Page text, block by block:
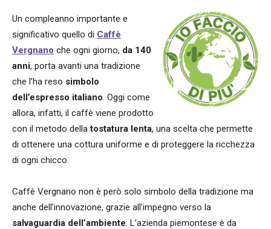
Un compleanno importante e
significativo quello di Caffè
Vergnano che ogni giorno, da 140
anni, porta avanti una tradizione
che l’ha reso simbolo
dell’espresso italiano. Oggi come
allora, infatti, il caffè viene prodotto
con il metodo dellatostatura lenta, una scelta che permette
di ottenere una cottura uniforme e di proteggere la ricchezza
di ogni chicco.
Caffè Vergnano non è però solo simbolo della tradizione ma
anche dell’innovazione, grazie all’impegno verso la
salvaguardia dell’ambiente. L’azienda piemontese è da